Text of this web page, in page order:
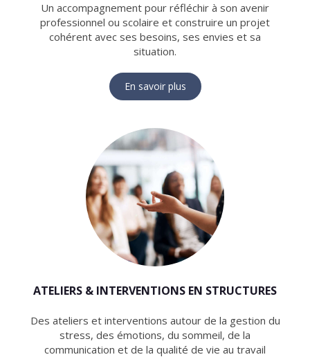
Un accompagnement pour réfléchir à son avenir
professionnel ou scolaire et construire un projet
cohérent avec ses besoins, ses envies et sa
situation.
En savoir plus
ATELIERS & INTERVENTIONS EN STRUCTURES
Des ateliers et interventions autour de la gestion du
stress, des émotions, du sommeil, de la
communication et de la qualité de vie au travail